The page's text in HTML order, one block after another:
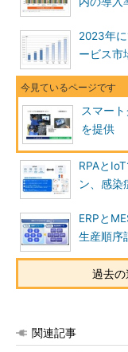
2023年
ービス市
スマー
を提供
RPAと
ン、感染
ERPと
生産順序
過去
関連記事